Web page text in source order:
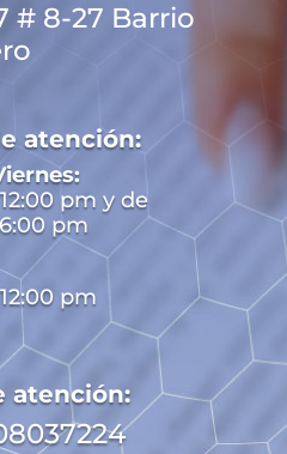
# 8-27 Barrio
atención:
pm y de
pm
pm
atención: